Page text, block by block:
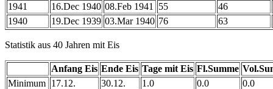
1941
16.Dec 1940 08.Feb 1941 55
46
1940
19.Dec 1939 03.Mar 1940 76 63
Statistik aus 40 Jahren mit Eis
Anfang Eis Ende Eis Tage mit Eis Fl.Summe
Minimum 17.12. 30.12. 1.0 0.0
0.0